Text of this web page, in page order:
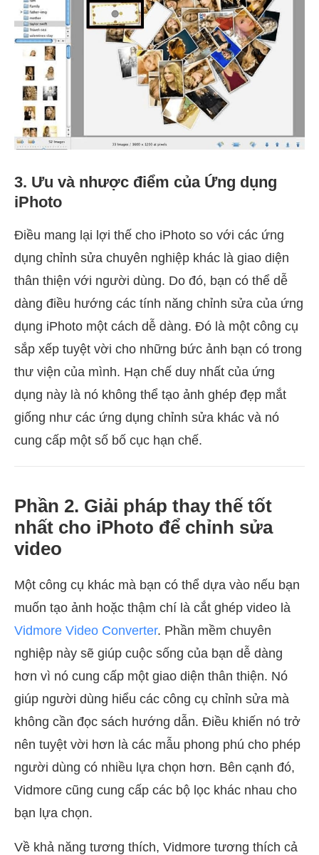
3. Ưu và nhược điểm của Ứng dụng
iPhoto
Điều mang lại lợi thế cho iPhoto so với các ứng
dụng chỉnh sửa chuyên nghiệp khác là giao diện
thân thiện với người dùng. Do đó, bạn có thể dễ
dàng điều hướng các tính năng chỉnh sửa của ứng
dụng iPhoto một cách dễ dàng. Đó là một công cụ
sắp xếp tuyệt vời cho những bức ảnh bạn có trong
thư viện của mình. Hạn chế duy nhất của ứng
dụng này là nó không thể tạo ảnh ghép đẹp mắt
giống như các ứng dụng chỉnh sửa khác và nó
cung cấp một số bố cục hạn chế.
Phần 2. Giải pháp thay thế tốt
nhất cho iPhoto để chỉnh sửa
video
Một công cụ khác mà bạn có thể dựa vào nếu bạn
muốn tạo ảnh hoặc thậm chí là cắt ghép video là
Vidmore Video Converter. Phần mềm chuyên
nghiệp này sẽ giúp cuộc sống của bạn dễ dàng
hơn vì nó cung cấp một giao diện thân thiện. Nó
giúp người dùng hiểu các công cụ chỉnh sửa mà
không cần đọc sách hướng dẫn. Điều khiến nó trở
nên tuyệt vời hơn là các mẫu phong phú cho phép
người dùng có nhiều lựa chọn hơn. Bên cạnh đó,
Vidmore cũng cung cấp các bộ lọc khác nhau cho
bạn lựa chọn.
Về khả năng tương thích, Vidmore tương thích cả